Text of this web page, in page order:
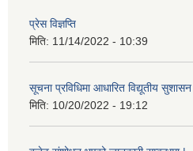
प्रेस विज्ञप्ति
मिति: 11/14/2022 - 10:39
सूचना प्रविधिमा आधारित विद्यूतीय
मिति: 10/20/2022 - 19:12